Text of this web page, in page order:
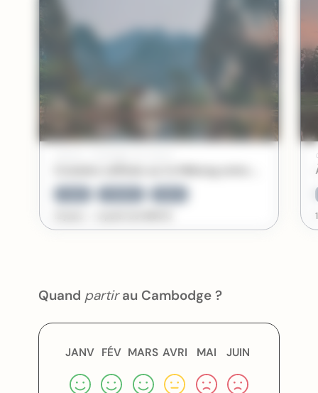
Quand partirau Cambodge ?
JANV FÉV MARS AVRI MAI JUIN